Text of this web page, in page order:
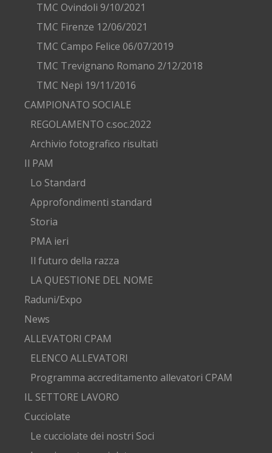
TMC Ovindoli 9/10/2021
TMC Firenze 12/06/2021
TMC Campo Felice 06/07/2019
TMC Trevignano Romano 2/12/2018
TMC Nepi 19/11/2016
CAMPIONATO SOCIALE
REGOLAMENTO c.soc.2022
Archivio fotografico risultati
Il PAM
Lo Standard
Approfondimenti standard
Storia
PMA ieri
Il futuro della razza
LA QUESTIONE DEL NOME
Raduni/Expo
News
ALLEVATORI CPAM
ELENCO ALLEVATORI
Programma accreditamento allevatori CPAM
IL SETTORE LAVORO
Cucciolate
Le cucciolate dei nostri Soci